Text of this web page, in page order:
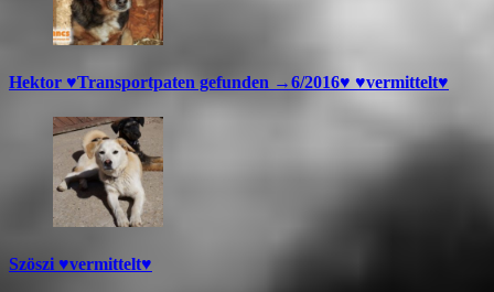
Hektor ♥Transportpaten gefunden →6/2016♥ ♥vermittelt♥
Szöszi ♥vermittelt♥